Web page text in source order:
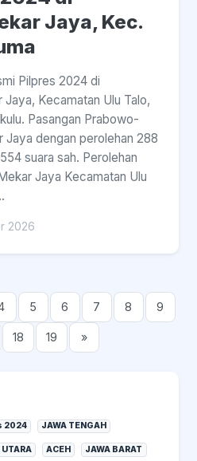
Jaya, Kec.
Pilpres 2024 di
Jaya, Kecamatan Ulu Talo,
Pasangan Prabowo-
Jaya dengan perolehan 288
suara sah. Perolehan
Jaya Kecamatan Ulu
2026
5 6 7 8 9
18 19 »
2024 JAWA TENGAH
ACEH JAWA BARAT